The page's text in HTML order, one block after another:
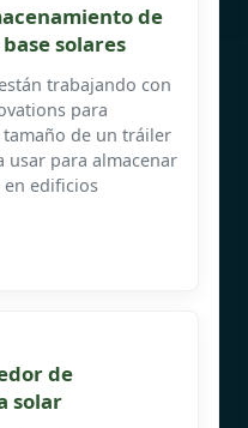
de
solares
trabajando con
para
de un tráiler
usar para almacenar
en edificios
de
solar